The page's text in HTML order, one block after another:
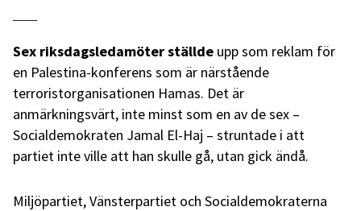
Sex riksdagsledamöterställde upp som reklam för
en Palestina-konferens som är närstående
terroristorganisationen Hamas. Det är
anmärkningsvärt, inte minst som en av de sex –
Socialdemokraten Jamal El-Haj – struntade i att
partiet inte ville att han skulle gå, utan gick ändå.
Miljöpartiet, Vänsterpartiet och Socialdemokraterna